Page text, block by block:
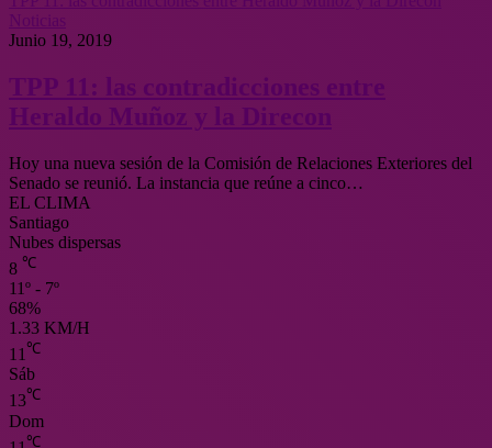
Junio 19, 2019
Hoy una nueva sesión de la Comisión de Relaciones Exteriores del
Senado se reunió. La instancia que reúne a cinco…
EL CLIMA
Santiago
Nubes dispersas
8 ℃
11º - 7º
68%
1.33 KM/H
11 ℃
Sáb
13℃
Dom
℃